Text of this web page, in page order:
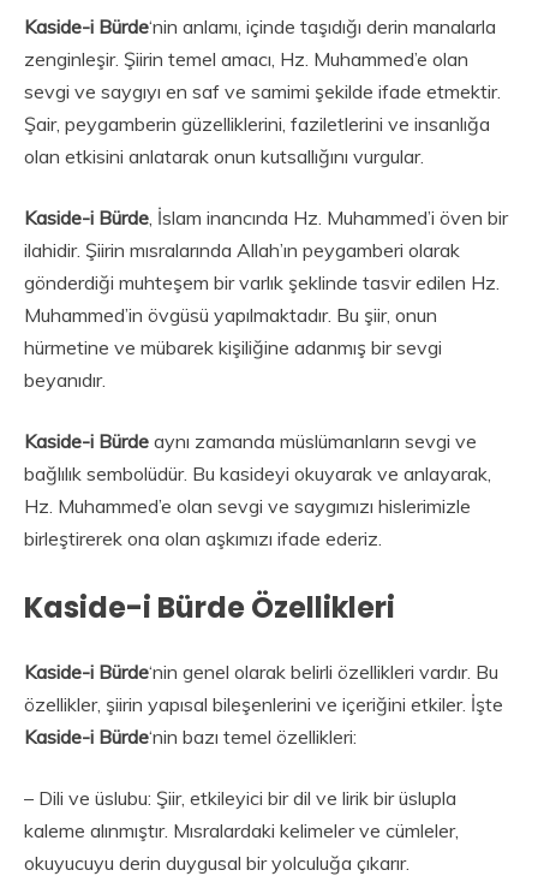
Kaside-i Bürde‘nin anlamı, içinde taşıdığı derin manalarla
zenginleşir. Şiirin temel amacı, Hz. Muhammed’e olan
sevgi ve saygıyı en saf ve samimi şekilde ifade etmektir.
Şair, peygamberin güzelliklerini, faziletlerini ve insanlığa
olan etkisini anlatarak onun kutsallığını vurgular.
Kaside-i Bürde , İslam inancında Hz. Muhammed’i öven bir
ilahidir. Şiirin mısralarında Allah’ın peygamberi olarak
gönderdiği muhteşem bir varlık şeklinde tasvir edilen Hz.
Muhammed’in övgüsü yapılmaktadır. Bu şiir, onun
hürmetine ve mübarek kişiliğine adanmış bir sevgi
beyanıdır.
Kaside-i Bürde aynı zamanda müslümanların sevgi ve
bağlılık sembolüdür. Bu kasideyi okuyarak ve anlayarak,
Hz. Muhammed’e olan sevgi ve saygımızı hislerimizle
birleştirerek ona olan aşkımızı ifade ederiz.
Kaside-i Bürde Özellikleri
Kaside-i Bürde‘nin genel olarak belirli özellikleri vardır. Bu
özellikler, şiirin yapısal bileşenlerini ve içeriğini etkiler. İşte
Kaside-i Bürde‘nin bazı temel özellikleri:
– Dili ve üslubu: Şiir, etkileyici bir dil ve lirik bir üslupla
kaleme alınmıştır. Mısralardaki kelimeler ve cümleler,
okuyucuyu derin duygusal bir yolculuğa çıkarır.